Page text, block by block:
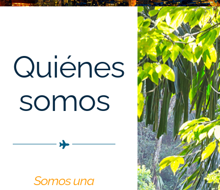
Quiénes
somos
Somos una